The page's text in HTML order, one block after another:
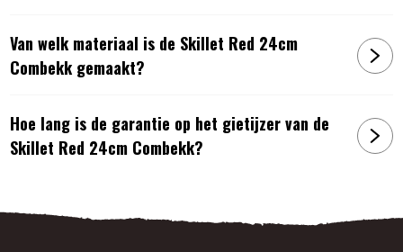
Van welk materiaal is de Skillet Red 24cm
Combekk gemaakt?
Hoe lang is de garantie op het gietijzer van de
Skillet Red 24cm Combekk?